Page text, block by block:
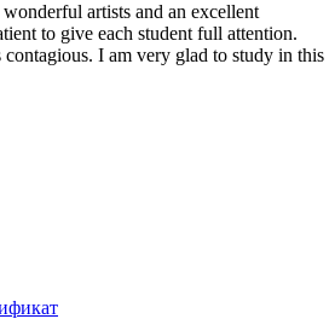
artists and an excellent
to give each student full attention.
I am very glad to study in this